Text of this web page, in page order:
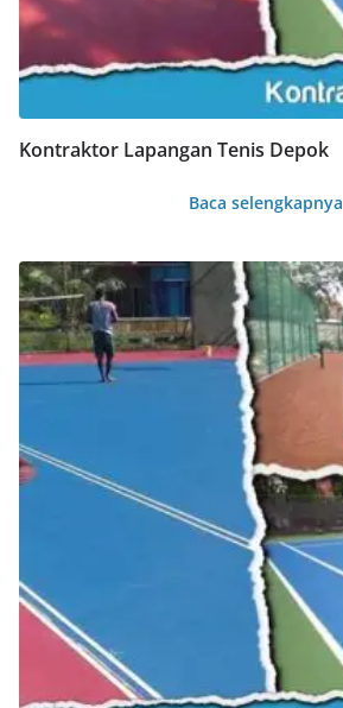
Kontraktor Lapangan Tenis Depok
Baca selengkapnya